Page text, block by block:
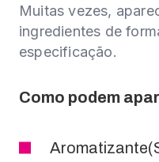
Muitas vezes,
ingredientes de
especificação.
Como podem